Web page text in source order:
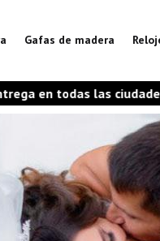
Gafas de madera
del país -